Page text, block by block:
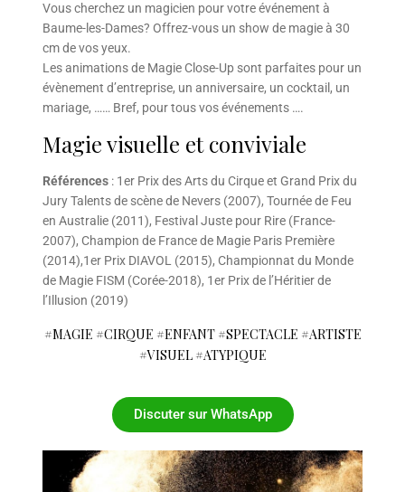
Vous cherchez un magicien pour votre événement à
Baume-les-Dames? Offrez-vous un show de magie à 30
cm de vos yeux.
Les animations de Magie Close-Up sont parfaites pour un
évènement d’entreprise, un anniversaire, un cocktail, un
mariage, …… Bref, pour tous vos événements ….
Magie visuelle et conviviale
Références : 1er Prix des Arts du Cirque et Grand Prix du
Jury Talents de scène de Nevers (2007), Tournée de Feu
en Australie (2011), Festival Juste pour Rire (France-
2007), Champion de France de Magie Paris Première
(2014),1er Prix DIAVOL (2015), Championnat du Monde
de Magie FISM (Corée-2018), 1er Prix de l’Héritier de
l’Illusion (2019)
#MAGIE #CIRQUE #ENFANT #SPECTACLE #ARTISTE
#VISUEL #ATYPIQUE
Discuter sur WhatsApp